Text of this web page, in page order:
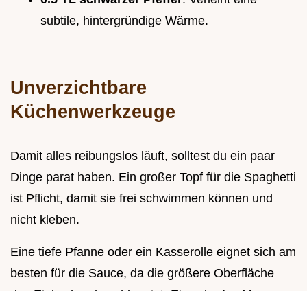
subtile, hintergründige Wärme.
Unverzichtbare
Küchenwerkzeuge
Damit alles reibungslos läuft, solltest du ein paar
Dinge parat haben. Ein großer Topf für die Spaghetti
ist Pflicht, damit sie frei schwimmen können und
nicht kleben.
Eine tiefe Pfanne oder ein Kasserolle eignet sich am
besten für die Sauce, da die größere Oberfläche